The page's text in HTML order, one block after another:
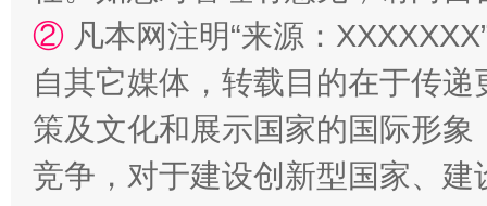
扯下公款旅游的“隐身衣” 如何以
② 凡本网注明“来源：
自其它媒体，转载目的在于传
策及文化和展示国家的国际形
竞争，对于建设创新型国家、